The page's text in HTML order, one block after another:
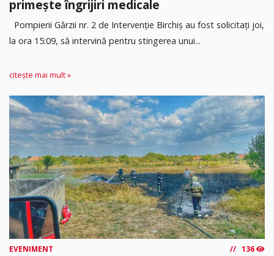
primește îngrijiri medicale
Pompierii Gărzii nr. 2 de Intervenție Birchiș au fost solicitați joi,
la ora 15:09, să intervină pentru stingerea unui...
citește mai mult »
EVENIMENT 136